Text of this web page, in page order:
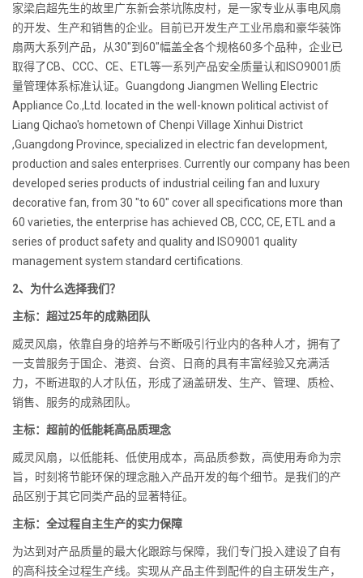
家梁启超先生的故里广东新会茶坑陈皮村，是一家专业从事电风扇
的开发、生产和销售的企业。目前已开发生产工业吊扇和豪华装饰
扇两大系列产品，从30″到60″幅盖全各个规格60多个品种，企业已
取得了CB、CCC、CE、ETL等一系列产品安全质量认和ISO9001质
量管理体系标准认证。Guangdong Jiangmen Welling Electric
Appliance Co.,Ltd. located in the well-known political activist of
Liang Qichao's hometown of Chenpi Village Xinhui District
,Guangdong Province, specialized in electric fan development,
production and sales enterprises. Currently our company has been
developed series products of industrial ceiling fan and luxury
decorative fan, from 30 "to 60" cover all specifications more than
60 varieties, the enterprise has achieved CB, CCC, CE, ETL and a
series of product safety and quality and ISO9001 quality
management system standard certifications.
2、为什么选择我们？
主标：超过25年的成熟团队
威灵风扇，依靠自身的培养与不断吸引行业内的各种人才，拥有了
一支曾服务于国企、港资、台资、日商的具有丰富经验又充满活
力，不断进取的人才队伍，形成了涵盖研发、生产、管理、质检、
销售、服务的成熟团队。
主标：超前的低能耗高品质理念
威灵风扇，以低能耗、低使用成本，高品质参数，高使用寿命为宗
旨，时刻将节能环保的理念融入产品开发的每个细节。是我们的产
品区别于其它同类产品的显著特征。
主标：全过程自主生产的实力保障
为达到对产品质量的最大化跟踪与保障，我们专门投入建设了自有
的高科技全过程生产线。实现从产品主件到配件的自主研发生产，